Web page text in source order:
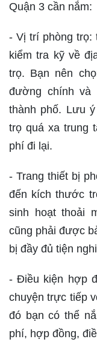
Quận 3 cần nắm:
- Vị trí phòng trọ:
kiểm tra kỹ về
trọ. Bạn nên
đường chính và
thành phố. Lưu
trọ quá xa trung
phí đi lại.
- Trang thiết bị
đến kích thước
sinh hoạt thoải
cũng phải được
bị đầy đủ tiện
- Điều kiện hợp
chuyện trực tiếp
đó bạn có thể
phí, hợp đồng,